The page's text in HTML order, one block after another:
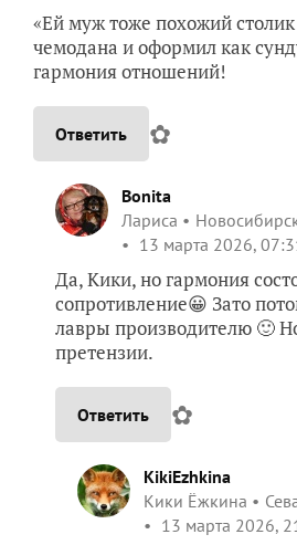
«Ей муж тоже похожий столик
чемодана и оформил как
гармония отношений!
Ответить ✿
Bonita
Лариса
13 марта 2026,
Да, Кики, но гармония
сопротивление😀 Зато
лавры производителю 🙂
претензии.
Ответить ✿
KikiEzhkina
Кики Ёжкина
13 марта 2026,